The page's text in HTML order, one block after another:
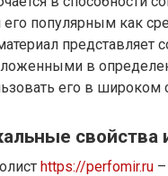
его популярным как
представляет
в
его в широком
свойства
https://perfomir.ru